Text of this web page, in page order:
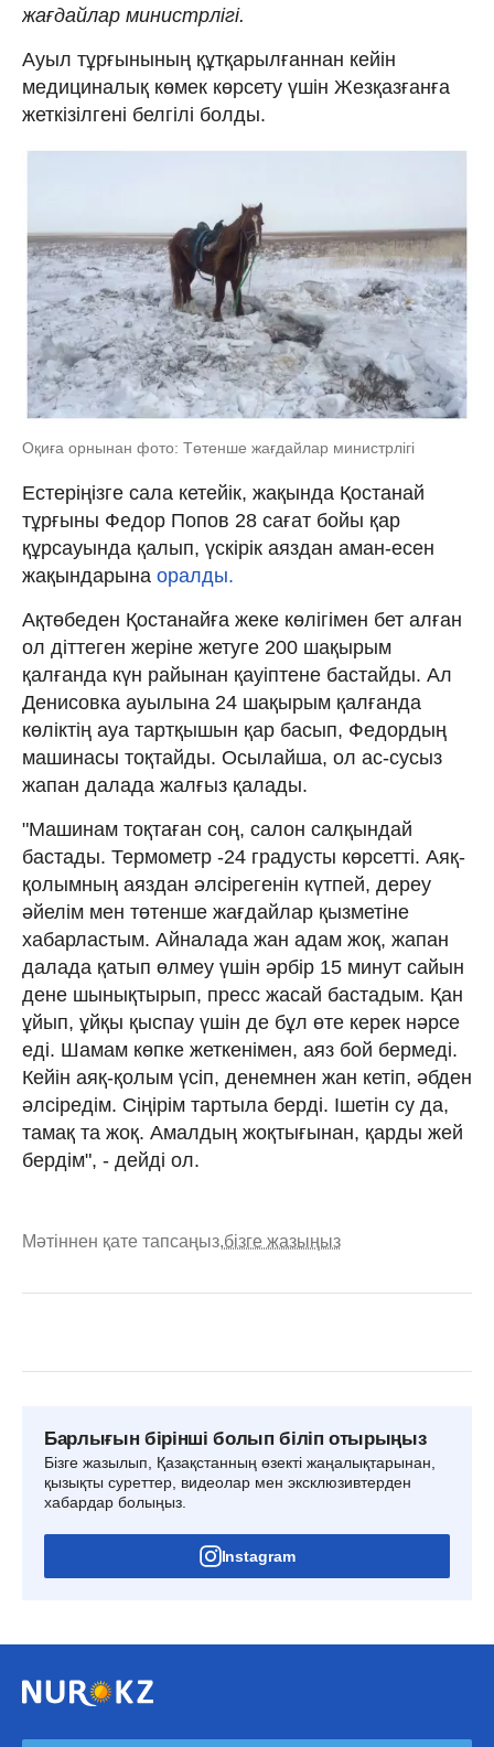
жағдайлар министрлігі.
Ауыл тұрғынының құтқарылғаннан кейін
медициналық көмек көрсету үшін Жезқазғанға
жеткізілгені белгілі болды.
Оқиға орнынан фото: Төтенше жағдайлар министрлігі
Естеріңізге сала кетейік, жақында Қостанай
тұрғыны Федор Попов 28 сағат бойы қар
құрсауында қалып, үскірік аяздан аман-есен
жақындарына оралды.
Ақтөбеден Қостанайға жеке көлігімен бет алған
ол діттеген жеріне жетуге 200 шақырым
қалғанда күн райынан қауіптене бастайды. Ал
Денисовка ауылына 24 шақырым қалғанда
көліктің ауа тартқышын қар басып, Федордың
машинасы тоқтайды. Осылайша, ол ас-сусыз
жапан далада жалғыз қалады.
"Машинам тоқтаған соң, салон салқындай
бастады. Термометр -24 градусты көрсетті. Аяқ-
қолымның аяздан әлсірегенін күтпей, дереу
әйелім мен төтенше жағдайлар қызметіне
хабарластым. Айналада жан адам жоқ, жапан
далада қатып өлмеу үшін әрбір 15 минут сайын
дене шынықтырып, пресс жасай бастадым. Қан
ұйып, ұйқы қыспау үшін де бұл өте керек нәрсе
еді. Шамам көпке жеткенімен, аяз бой бермеді.
Кейін аяқ-қолым үсіп, денемнен жан кетіп, әбден
әлсіредім. Сіңірім тартыла берді. Ішетін су да,
тамақ та жоқ. Амалдың жоқтығынан, қарды жей
бердім", - дейді ол.
Мәтіннен қате тапсаңыз,бізге жазыңыз
Барлығын бірінші болып біліп отырыңыз
Бізге жазылып, Қазақстанның өзекті жаңалықтарынан,
қызықты суреттер, видеолар мен эксклюзивтерден
хабардар болыңыз.
Instagram